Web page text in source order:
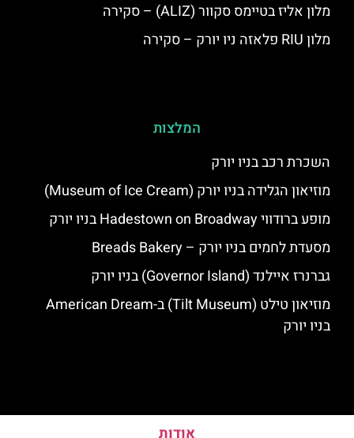
מלון אליז בטיימס סקוור (ALIZ) – סקירה
מלון RIU פלאזה ניו יורק – סקירה
המלצות
השכרת רכב בניו יורק
מוזיאון הגלידה בניו יורק (Museum of Ice Cream)
מופע ברודווי Hadestown on Broadway בניו יורק
מסעדת לחמים בניו יורק – Breads Bakery
גברנרז איילנד (Governor Island) בניו יורק
מוזיאון טילט (Tilt Museum) ב-American Dream
בניו יורק
אודות